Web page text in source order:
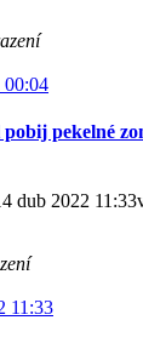
00:04
pekelné
dub 2022
11:33